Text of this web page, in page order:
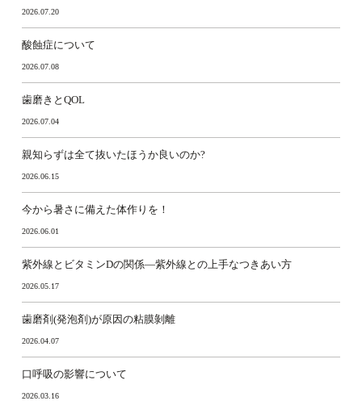
2026.07.20
酸蝕症について
2026.07.08
歯磨きとQOL
2026.07.04
親知らずは全て抜いたほうか良いのか?
2026.06.15
今から暑さに備えた体作りを！
2026.06.01
紫外線とビタミンDの関係―紫外線との上手なつきあい方
2026.05.17
歯磨剤(発泡剤)が原因の粘膜剝離
2026.04.07
口呼吸の影響について
2026.03.16